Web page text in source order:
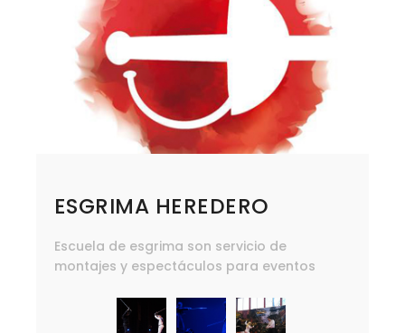
ESGRIMA HEREDERO
Escuela de esgrima son servicio de
montajes y espectáculos para eventos